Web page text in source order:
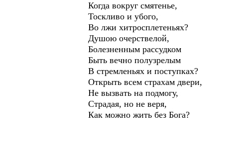
Когда вокруг смятенье,
Тоскливо и убого,
Во лжи хитросплетеньях?
Душою очерствелой,
Болезненным рассудком
Быть вечно полузрелым
В стремленьях и поступках?
Открыть всем страхам двери,
Не вызвать на подмогу,
Cтрадая, но не веря,
Как можно жить без Бога?